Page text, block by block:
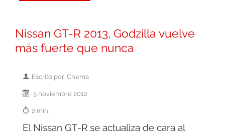
Nissan GT-R 2013, Godzilla vuelve
más fuerte que nunca
Escrito por: Chema
5 noviembre 2012
2 min.
El Nissan GT-R se actualiza de cara al